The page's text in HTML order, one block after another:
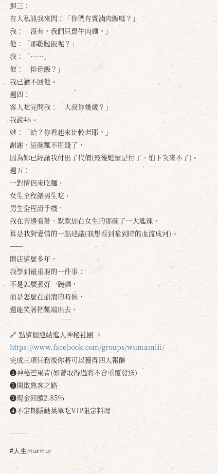
週三：
有人私訊我來問：「你們有賣滷肉飯嗎？」
我：「沒有，我們只賣牛肉麵。」
他：「那雞腿飯呢？」
我：「⋯⋯」
他：「排骨飯？」
我已讀不回他。
週四：
客人吃完問我：「大叔你幾歲？」
我說46。
她：「蛤？你看起來比較老耶。」
謝謝，這碗麵不用錢了，
因為妳已經讓我付出了代價(最後她還是付了，怕下次來不了)。
週五：
一對情侶來吃麵，
女生全程餵男生吃，
男生全程滑手機，
我在旁邊看著，默默加在女生的那碗了一大匙辣，
算是我對愛情的一點建議(我想看到嗆到時的血流成河)。
——
開店這麼多年，
我學到最重要的一件事：
不是怎麼煮好一碗麵，
而是怎麼在崩潰的時候，
還能笑著把麵端出去。
🔗 點這個連結進入神秘社團→
https://www.facebook.com/groups/wumamiii/
完成三項任務後你將可以獲得四大報酬
❶神秘芒果青(如曾取得過將不會重覆發送)
❷開啟熟客之路
❸現金回饋2.85%
❹不定期隱藏菜單吃VIP限定料理
#人生murmur